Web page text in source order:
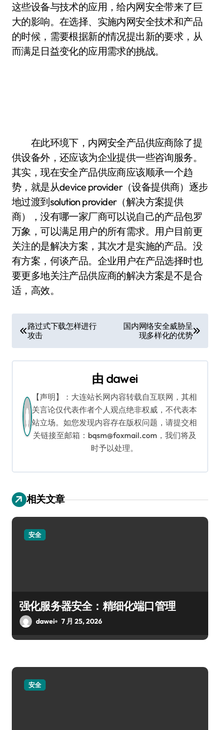
这些设备与技术的应用，给内网安全带来了巨
大的影响。在选择、实施内网安全技术和产品
的时候，需要根据新的情况提出新的要求，从
而满足日益变化的应用需求的挑战。
在此环境下，内网安全产品供应商除了提
供设备外，还应该为企业提供一些咨询服务。
其实，现在安全产品供应商应该顺承一个趋
势，就是从device provider（设备提供商）逐步
地过渡到solution provider（解决方案提供
商），没有哪一家厂商可以说自己的产品包罗
万象，可以满足用户的所有需求。用户目前更
关注的是解决方案，其次才是实施的产品。没
有方案，何谈产品。企业用户在产品选择时也
要更多地关注产品供应商的解决方案是不是合
适，高效。
文
章
导
路过式下载怎样进行
攻击
国内网络安全威胁呈
现多样化的优势
由 dawei
【声明】：大连站长网内容转载自互联网，其相
关言论仅代表作者个人观点绝非权威，不代表本
站立场。如您发现内容存在版权问题，请提交相
关链接至邮箱：bqsm@foxmail.com，我们将及
时予以处理。
相关文章
安全
强化服务器安全：精细化端口管理
dawei 7 月 25, 2026
安全